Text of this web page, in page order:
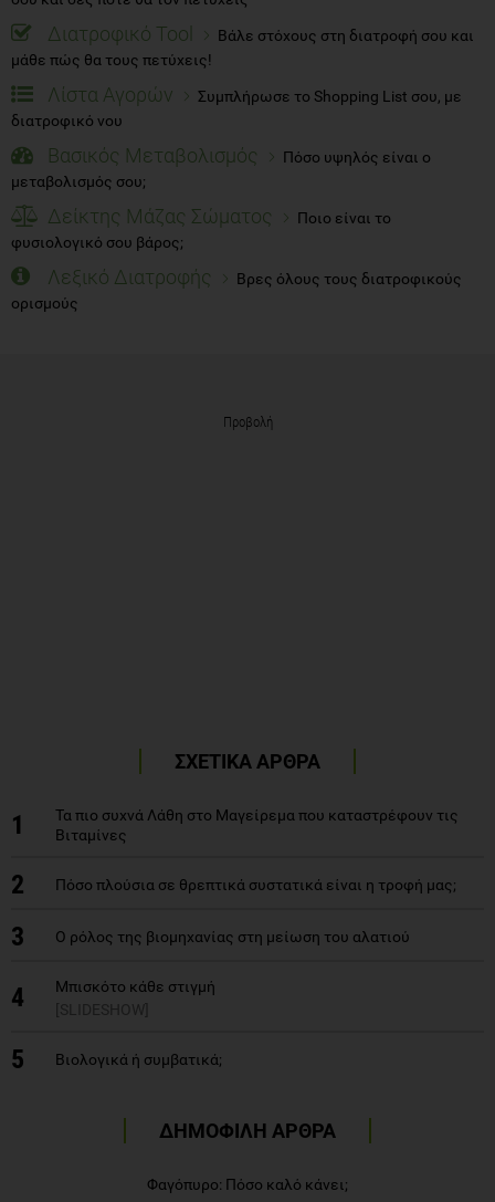
Διατροφικό Tool
Βάλε στόχους στη διατροφή σου και
μάθε πώς θα τους πετύχεις!
Λίστα Αγορών
Συμπλήρωσε το Shopping List σου, με
διατροφικό νου
Βασικός Μεταβολισμός
Πόσο υψηλός είναι ο
μεταβολισμός σου;
Δείκτης Μάζας Σώματος
Ποιο είναι το
φυσιολογικό σου βάρος;
Λεξικό Διατροφής
Βρες όλους τους διατροφικούς
ορισμούς
Προβολή
ΣΧΕΤΙΚΑ ΑΡΘΡΑ
1
Τα πιο συχνά Λάθη στο Μαγείρεμα που καταστρέφουν τις
Βιταμίνες
2 Πόσο πλούσια σε θρεπτικά συστατικά είναι η τροφή μας;
3 Ο ρόλος της βιομηχανίας στη μείωση του αλατιού
4
Μπισκότο κάθε στιγμή
[SLIDESHOW]
5 Βιολογικά ή συμβατικά;
ΔΗΜΟΦΙΛΗ ΑΡΘΡΑ
Φαγόπυρο: Πόσο καλό κάνει;